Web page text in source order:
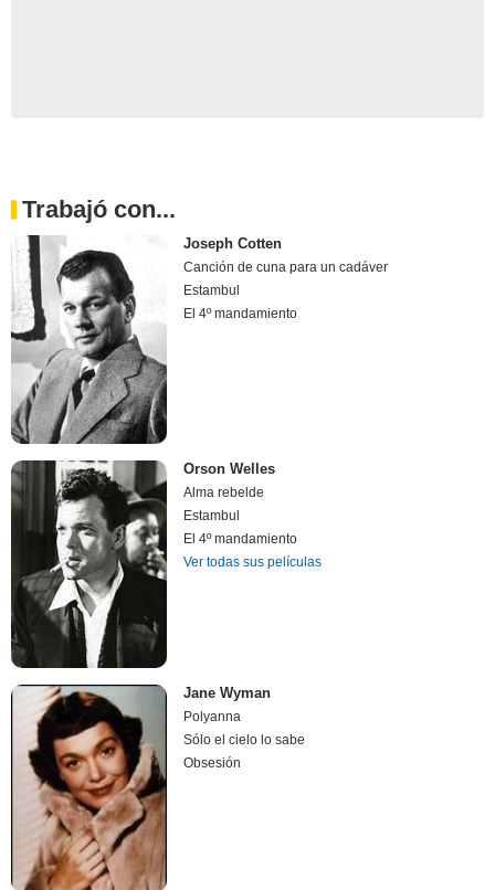
Trabajó con...
Joseph Cotten
Canción de cuna para un cadáver
Estambul
El 4º mandamiento
Orson Welles
Alma rebelde
Estambul
El 4º mandamiento
Ver todas sus películas
Jane Wyman
Polyanna
Sólo el cielo lo sabe
Obsesión